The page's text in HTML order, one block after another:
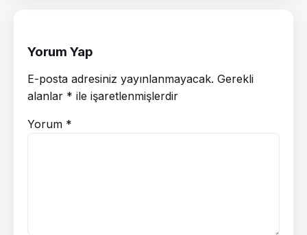
Yorum Yap
E-posta adresiniz yayınlanmayacak. Gerekli
alanlar * ile işaretlenmişlerdir
Yorum *